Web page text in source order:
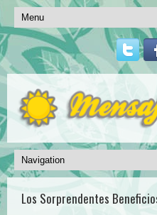
Los Sorprendentes